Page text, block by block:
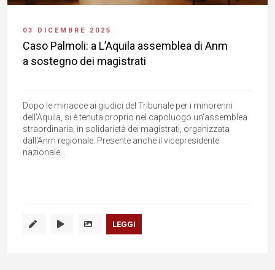
03 DICEMBRE 2025
Caso Palmoli: a L’Aquila assemblea di Anm
a sostegno dei magistrati
Dopo le minacce ai giudici del Tribunale per i minorenni
dell'Aquila, si è tenuta proprio nel capoluogo un'assemblea
straordinaria, in solidarietà dei magistrati, organizzata
dall'Anm regionale. Presente anche il vicepresidente
nazionale...
LEGGI